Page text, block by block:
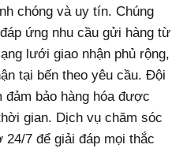
chóng và uy tín. Chúng
ứng nhu cầu gửi hàng từ
lưới giao nhận phủ rộng,
tại bến theo yêu cầu. Đội
đảm bảo hàng hóa được
gian. Dịch vụ chăm sóc
24/7 để giải đáp mọi thắc